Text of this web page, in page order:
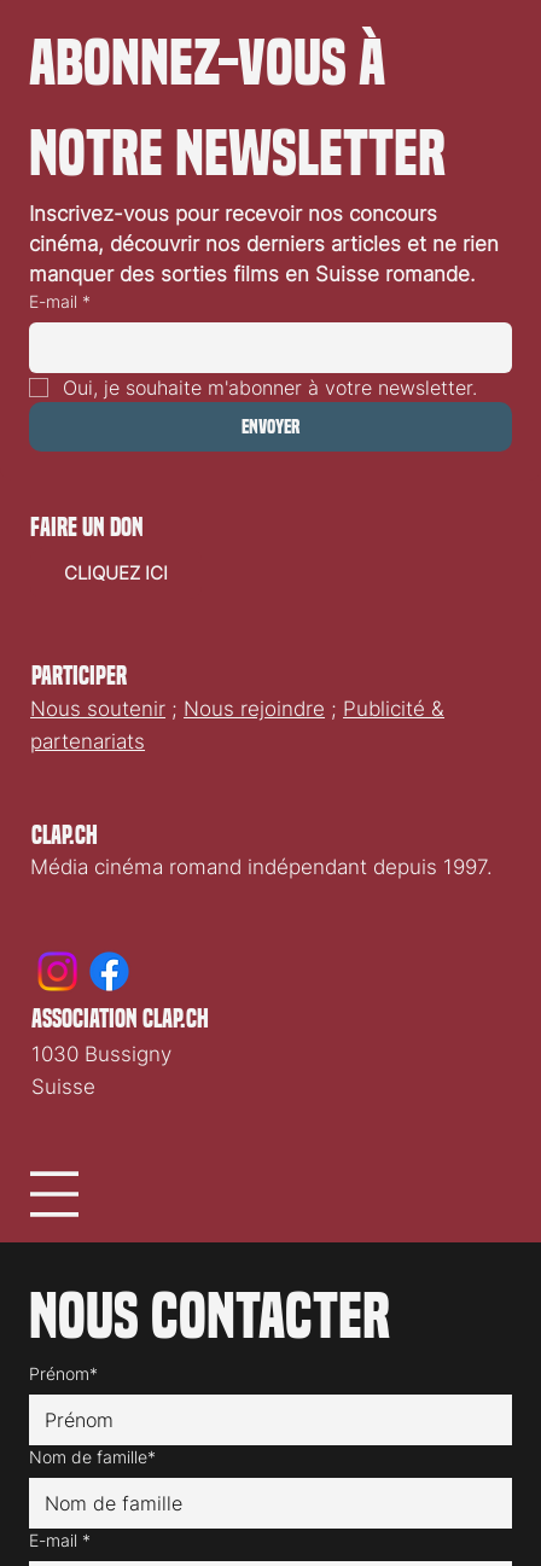
Sorties cinéma de la semaine de 15 janvier 2025
Abonnez-vous à
notre newsletter
Inscrivez-vous pour recevoir nos concours
cinéma, découvrir nos derniers articles et ne rien
manquer des sorties films en Suisse romande.
E-mail *
Oui, je souhaite m'abonner à votre newsletter.
Envoyer
Clap.ch
Média cinéma romand indépendant depuis 1997.
Participer
Nous soutenir ; Nous rejoindre ; Publicité &
partenariats
Nous contacter
Prénom*
Nom de famille*
E-mail *
faire un don
CLIQUEZ ICI
association clap.ch
1030 Bussigny
Suisse